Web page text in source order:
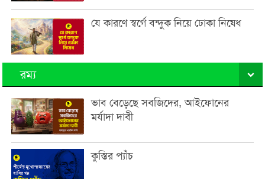
যে কারণে স্বর্গে বন্দুক নিয়ে ঢোকা নিষেধ
রম্য
ভাব বেড়েছে সবজিদের, আইফোনের
মর্যাদা দাবী
কুস্তির প্যাঁচ